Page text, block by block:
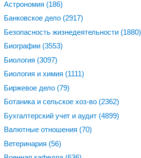
Астрономия (186)
Банковское дело (2917)
Безопасность жизнедеятельности (1880)
Биографии (3553)
Биология (3097)
Биология и химия (1111)
Биржевое дело (79)
Ботаника и сельское хоз-во (2362)
Бухгалтерский учет и аудит (4899)
Валютные отношения (70)
Ветеринария (56)